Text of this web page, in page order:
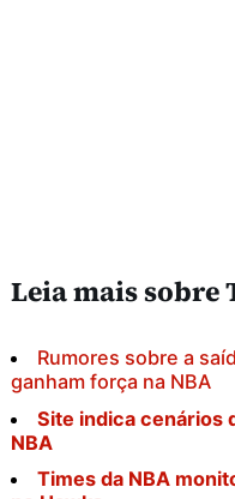
Leia mais sobre
Rumores sobre a
ganham força na NBA
Site indica cenários
NBA
Times da NBA